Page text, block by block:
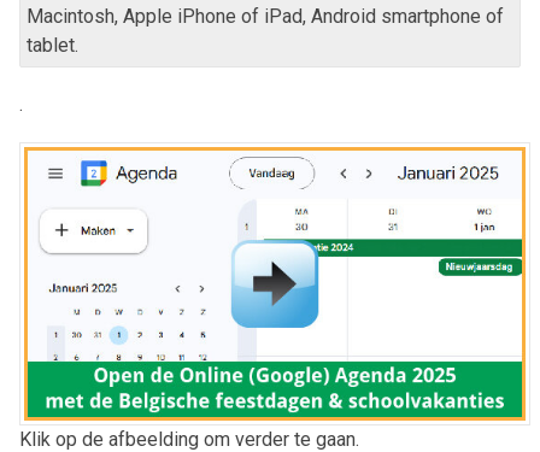
Macintosh, Apple iPhone of iPad, Android smartphone of
tablet.
.
Klik op de afbeelding om verder te gaan.